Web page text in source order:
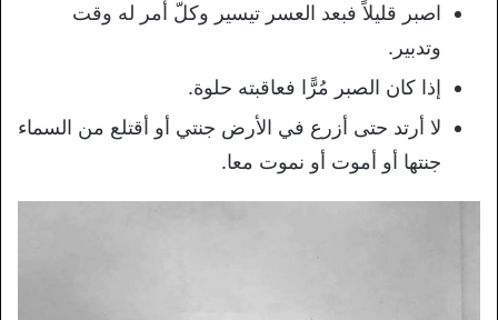
اصبر قليلاً فبعد العسر تيسير وكلّ أمر له وقت
وتدبير.
إذا كان الصبر مُرًّا فعاقبته حلوة.
لا أرتد حتى أزرع في الأرض جنتي أو أقتلع من السماء
جنتها أو أموت أو نموت معا.